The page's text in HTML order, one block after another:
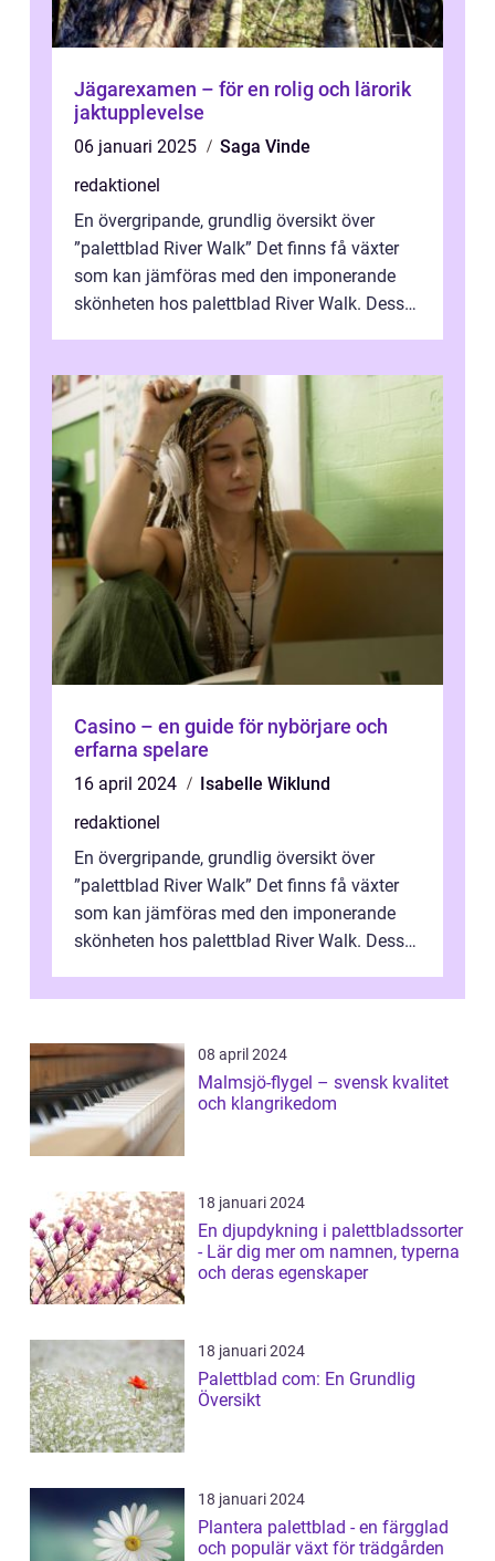
Jägarexamen – för en rolig och lärorik
jaktupplevelse
06 januari 2025
Saga Vinde
redaktionel
En övergripande, grundlig översikt över
”palettblad River Walk” Det finns få växter
som kan jämföras med den imponerande
skönheten hos palettblad River Walk. Dess
Casino – en guide för nybörjare och
erfarna spelare
16 april 2024
Isabelle Wiklund
redaktionel
En övergripande, grundlig översikt över
”palettblad River Walk” Det finns få växter
som kan jämföras med den imponerande
skönheten hos palettblad River Walk. Dess
08 april 2024
Malmsjö-flygel – svensk kvalitet
och klangrikedom
18 januari 2024
En djupdykning i palettbladssorter
- Lär dig mer om namnen, typerna
och deras egenskaper
18 januari 2024
Palettblad com: En Grundlig
Översikt
18 januari 2024
Plantera palettblad - en färgglad
och populär växt för trädgården